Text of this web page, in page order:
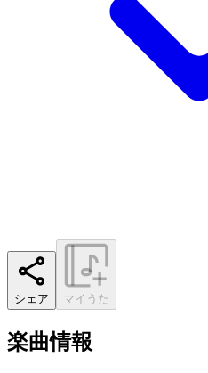
シェア マイうた
楽曲情報